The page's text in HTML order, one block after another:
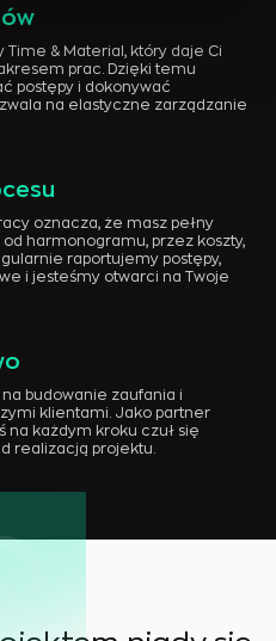
& Material, który daje Ci
prac. Dzięki temu
postępy i dokonywać
na elastyczne zarządzanie
oznacza, że masz pełny
harmonogramu, przez koszty,
raportujemy postępy,
i jesteśmy otwarci na Twoje
na budowanie zaufania i
klientami. Jako partner
na każdym kroku czuł się
realizacją projektu.